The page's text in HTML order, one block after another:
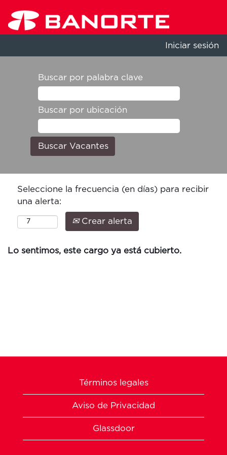
Iniciar sesión
Buscar por palabra clave
Buscar por ubicación
Seleccione la frecuencia (en días) para recibir
una alerta:
Crear alerta
Lo sentimos, este cargo ya está cubierto.
Términos legales
Aviso de Privacidad
Glassdoor